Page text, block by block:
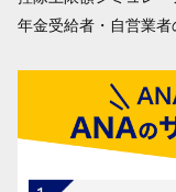
年金受給者・自営業者